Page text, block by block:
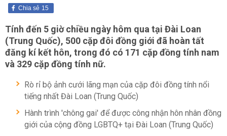
15
Chia sẻ
Tính đến 5 giờ chiều ngày hôm qua tại Đài Loan
(Trung Quốc), 500 cặp đôi đồng giới đã hoàn tất
đăng kí kết hôn, trong đó có 171 cặp đồng tính nam
và 329 cặp đồng tính nữ.
Rò rỉ bộ ảnh cưới lãng mạn của cặp đôi đồng tính nổi
tiếng nhất Đài Loan (Trung Quốc)
Hành trình 'chông gai' để được công nhận hôn nhân đồng
giới của cộng đồng LGBTQ+ tại Đài Loan (Trung Quốc)